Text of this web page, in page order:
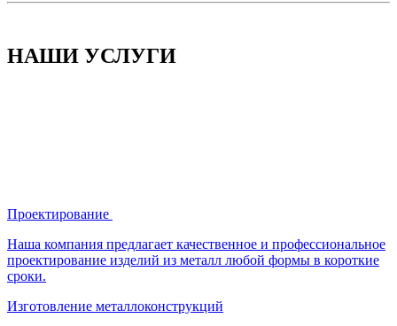
НАШИ УСЛУГИ
Проектирование
Наша компания предлагает качественное и профессиональное
проектирование изделий из металл любой формы в короткие
сроки.
Изготовление металлоконструкций